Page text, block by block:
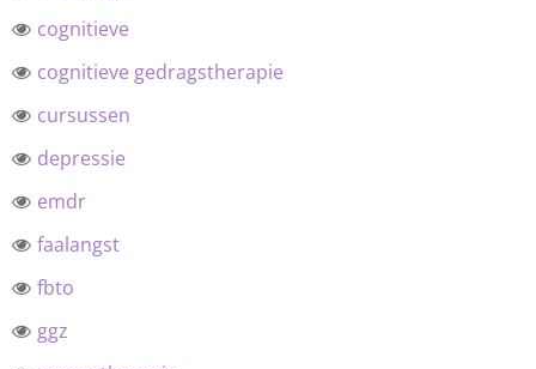
cognitieve
cognitieve gedragstherapie
cursussen
depressie
emdr
faalangst
fbto
ggz